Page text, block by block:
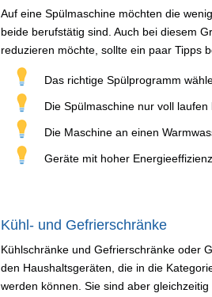
Auf eine Spülmaschine möchten die
beide berufstätig sind. Auch bei diesem
reduzieren möchte, sollte ein paar Tipps
Das richtige Spülprogramm
Die Spülmaschine nur voll laufen
Die Maschine an einen
Geräte mit hoher
Kühl- und Gefrierschränke
Kühlschränke und Gefrierschränke oder
den Haushaltsgeräten, die in die
werden können. Sie sind aber